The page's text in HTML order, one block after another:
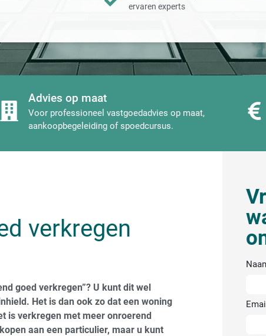
ervaren experts
Advies op maat
Voor professioneel vastgoedadvies op maat,
aankoopbegeleiding of spoedcursus.
verkregen
goed verkregen”? U kunt dit wel
Het is dan ook zo dat een woning
is verkregen met meer onroerend
aan een particulier, maar u kunt
Email